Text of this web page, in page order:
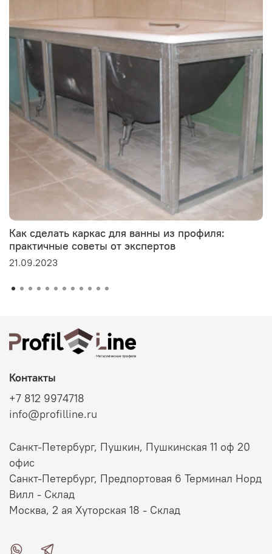
Как сделать каркас для ванны из профиля:
практичные советы от экспертов
21.09.2023
Контакты
+7 812 9974718
info@profilline.ru
Санкт-Петербург, Пушкин, Пушкинская 11 оф 20
офис
Санкт-Петербург, Предпортовая 6 Терминал Норд
Вилл - Склад
Москва, 2 ая Хуторская 18 - Склад